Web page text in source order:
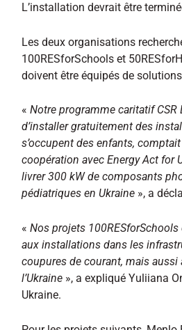
L’installation devrait être
Les deux organisations
100RESforSchools et
doivent être équipés de
« Notre programme caritatif
d’installer gratuitement des
s’occupent des enfants,
coopération avec Energy Act for
livrer 300 kW de composants
pédiatriques en Ukraine », a
« Nos projets
aux installations dans les
coupures de courant, mais
l’Ukraine », a expliqué Yuliiana
Ukraine.